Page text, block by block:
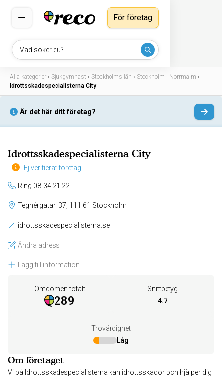
Vad söker du?
För företag
Alla kategorier › Sjukgymnast › Stockholms län › Stockholm › Norrmalm ›
Idrottsskadespecialisterna City
Är det här ditt företag?
Idrottsskadespecialisterna City
Ej verifierat företag
Ring 08-34 21 22
Tegnérgatan 37, 111 61 Stockholm
idrottsskadespecialisterna.se
Ändra adress
Lägg till information
Omdömen totalt
289
Snittbetyg
4.7
Trovärdighet
Låg
Om företaget
Vi på Idrottsskadespecialisterna kan idrottsskador och hjälper dig